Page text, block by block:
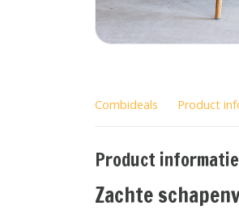
Combideals Product
Product informatie
Zachte